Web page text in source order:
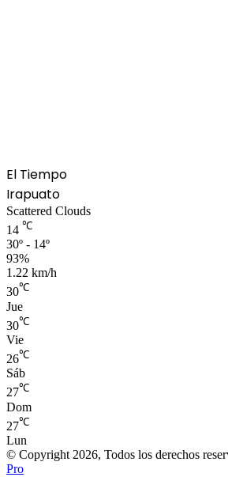
El Tiempo
Irapuato
Scattered Clouds
14 ℃
30º - 14º
93%
1.22 km/h
30℃
Jue
30℃
Vie
26℃
Sáb
27℃
Dom
27℃
Lun
© Copyright 2026, Todos los derechos
Pro